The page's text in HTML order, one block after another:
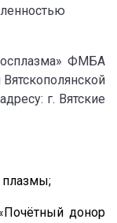
ФМБА
г. Вятские
плазмы;
донор